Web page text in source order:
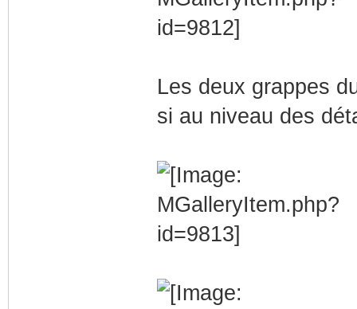
Les deux grappes
si au niveau des